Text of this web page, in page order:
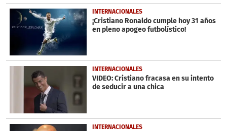
INTERNACIONALES
¡Cristiano Ronaldo cumple hoy 31 años
en pleno apogeo futbolístico!
INTERNACIONALES
VIDEO: Cristiano fracasa en su intento
de seducir a una chica
INTERNACIONALES